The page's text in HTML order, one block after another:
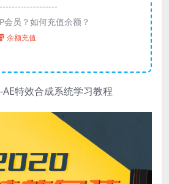
会员？如何充值余额？
余额充值
特效合成系统学习教程